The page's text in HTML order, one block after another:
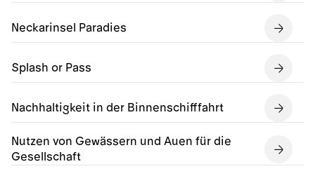
Neckarinsel Paradies
Splash or Pass
Nachhaltigkeit in der Binnenschifffahrt
Nutzen von Gewässern und Auen für die
Gesellschaft